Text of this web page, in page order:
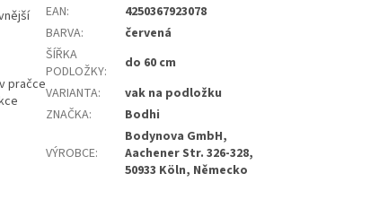
pračce
EAN:
4250367923078
BARVA:
červená
ŠÍŘKA
PODLOŽKY:
do 60 cm
VARIANTA:
vak na podložku
ZNAČKA: Bodhi
VÝROBCE:
Bodynova GmbH,
Aachener Str. 326-328,
50933 Köln, Německo